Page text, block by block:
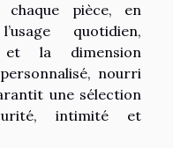
pièce, en
quotidien,
et la dimension
nourri
une sélection
intimité et